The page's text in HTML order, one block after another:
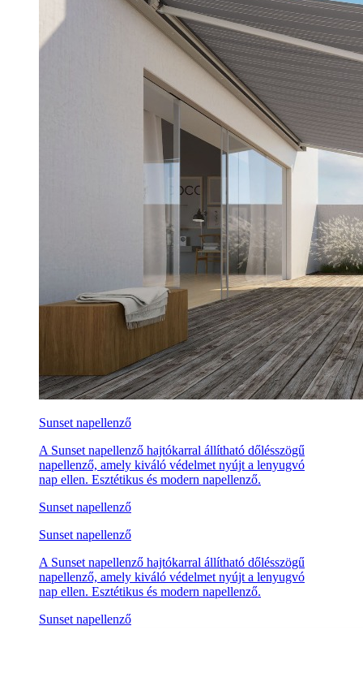
Sunset napellenző
A Sunset napellenző hajtókarral állítható dőlésszögű
napellenző, amely kiváló védelmet nyújt a lenyugvó
nap ellen. Esztétikus és modern napellenző.
Sunset napellenző
Sunset napellenző
A Sunset napellenző hajtókarral állítható dőlésszögű
napellenző, amely kiváló védelmet nyújt a lenyugvó
nap ellen. Esztétikus és modern napellenző.
Sunset napellenző